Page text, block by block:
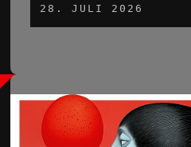
28. JULI 2026